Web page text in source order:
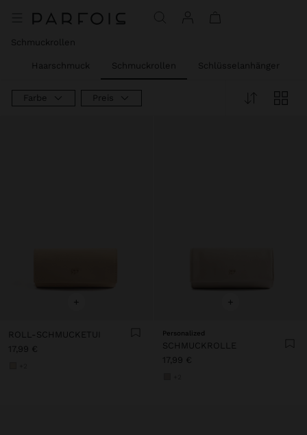
Schmuckrollen
Haarschmuck Schmuckrollen Schlüsselanhänger
Farbe Preis
+
ROLL-SCHMUCKETUI
17,99 €
+
Personalized
SCHMUCKROLLE
17,99 €